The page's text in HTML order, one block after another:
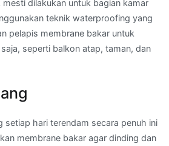
mesti dilakukan untuk bagian kamar
teknik waterproofing yang
pelapis membrane bakar untuk
seperti balkon atap, taman, dan
setiap hari terendam secara penuh ini
membrane bakar agar dinding dan